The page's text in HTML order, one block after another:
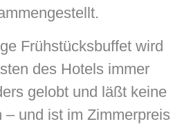
Frühstücksbuffet wird
des Hotels immer
gelobt und läßt keine
– und ist im Zimmerpreis